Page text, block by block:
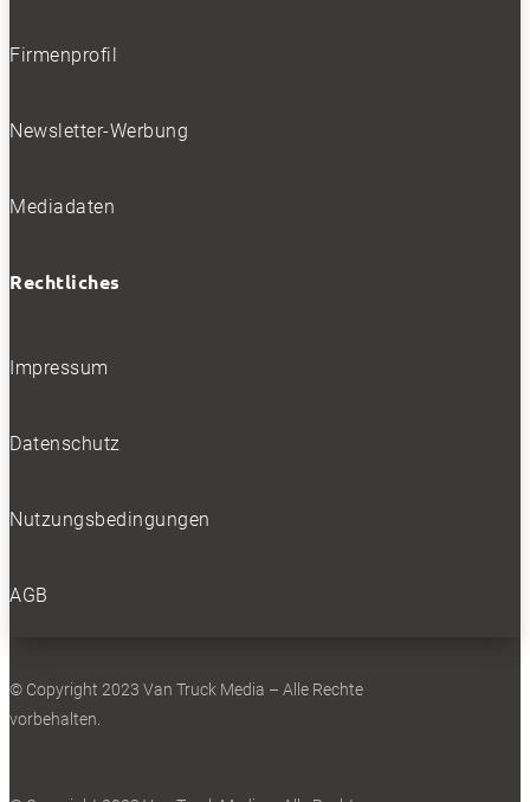
Firmenprofil
Newsletter-Werbung
Mediadaten
Rechtliches
Impressum
Datenschutz
Nutzungsbedingungen
AGB
© Copyright 2023 Van Truck Media – Alle Rechte
vorbehalten.